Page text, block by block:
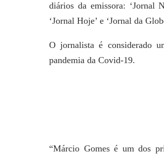
diários da emissora: ‘Jornal
‘Jornal Hoje’ e ‘Jornal da
O jornalista é considerado
pandemia da Covid-19.
“Márcio Gomes é um dos